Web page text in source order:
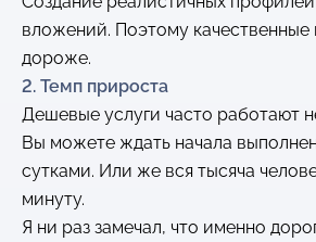
вложений. Поэтому качественные
дороже.
2. Темп прироста
Дешевые услуги часто работают
Вы можете ждать начала
сутками. Или же вся тысяча
минуту.
Я ни раз замечал, что именно